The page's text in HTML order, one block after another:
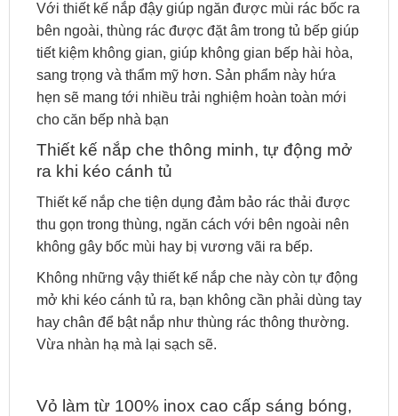
Với thiết kế nắp đậy giúp ngăn được mùi rác bốc ra
bên ngoài, thùng rác được đặt âm trong tủ bếp giúp
tiết kiệm không gian, giúp không gian bếp hài hòa,
sang trọng và thẩm mỹ hơn. Sản phẩm này hứa
hẹn sẽ mang tới nhiều trải nghiệm hoàn toàn mới
cho căn bếp nhà bạn
Thiết kế nắp che thông minh, tự động mở
ra khi kéo cánh tủ
Thiết kế nắp che tiện dụng đảm bảo rác thải được
thu gọn trong thùng, ngăn cách với bên ngoài nên
không gây bốc mùi hay bị vương vãi ra bếp.
Không những vậy thiết kế nắp che này còn tự động
mở khi kéo cánh tủ ra, bạn không cần phải dùng tay
hay chân để bật nắp như thùng rác thông thường.
Vừa nhàn hạ mà lại sạch sẽ.
Vỏ làm từ 100% inox cao cấp sáng bóng,